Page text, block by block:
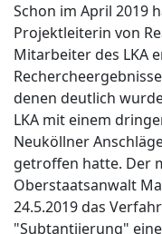
Schon im April 2019
Projektleiterin von
Mitarbeiter des LKA
denen deutlich
LKA mit einem
Neuköllner
getroffen hatte. Der
Oberstaatsanwalt
24.5.2019 das
"Subtantiierung"